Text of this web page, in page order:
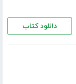
دانلود کتاب